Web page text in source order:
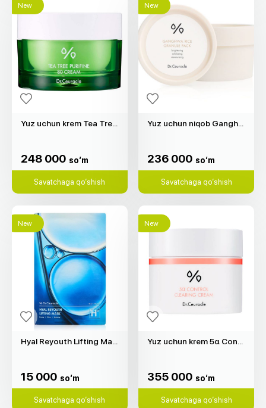
New
Yuz uchun krem Tea Tree Purifine 80 "Dr.Ceuracle" (50gr)
248 000 so‘m
Savatchaga qo‘shish
New
236 000 so‘m
Savatchaga qo‘shish
New
15 000 so‘m
Savatchaga qo‘shish
New
355 000 so‘m
Savatchaga qo‘shish